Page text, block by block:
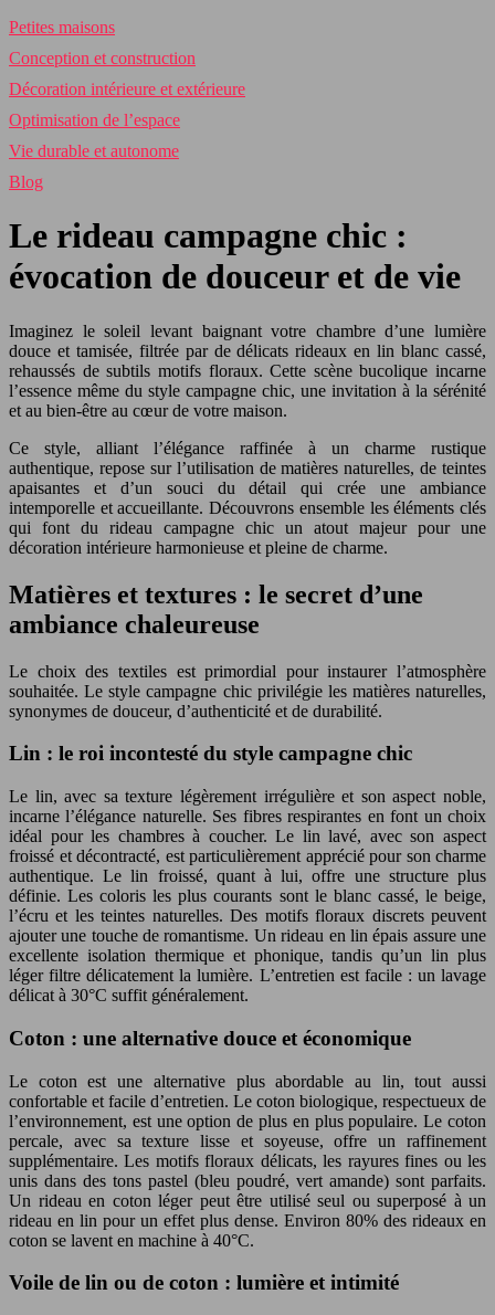
Petites maisons
Conception et construction
Décoration intérieure et extérieure
Optimisation de l’espace
Vie durable et autonome
Blog
Le rideau campagne chic :
évocation de douceur et de vie
Imaginez le soleil levant baignant votre chambre d’une lumière
douce et tamisée, filtrée par de délicats rideaux en lin blanc cassé,
rehaussés de subtils motifs floraux. Cette scène bucolique incarne
l’essence même du style campagne chic, une invitation à la sérénité
et au bien-être au cœur de votre maison.
Ce style, alliant l’élégance raffinée à un charme rustique
authentique, repose sur l’utilisation de matières naturelles, de teintes
apaisantes et d’un souci du détail qui crée une ambiance
intemporelle et accueillante. Découvrons ensemble les éléments clés
qui font du rideau campagne chic un atout majeur pour une
décoration intérieure harmonieuse et pleine de charme.
Matières et textures : le secret d’une
ambiance chaleureuse
Le choix des textiles est primordial pour instaurer l’atmosphère
souhaitée. Le style campagne chic privilégie les matières naturelles,
synonymes de douceur, d’authenticité et de durabilité.
Lin : le roi incontesté du style campagne chic
Le lin, avec sa texture légèrement irrégulière et son aspect noble,
incarne l’élégance naturelle. Ses fibres respirantes en font un choix
idéal pour les chambres à coucher. Le lin lavé, avec son aspect
froissé et décontracté, est particulièrement apprécié pour son charme
authentique. Le lin froissé, quant à lui, offre une structure plus
définie. Les coloris les plus courants sont le blanc cassé, le beige,
l’écru et les teintes naturelles. Des motifs floraux discrets peuvent
ajouter une touche de romantisme. Un rideau en lin épais assure une
excellente isolation thermique et phonique, tandis qu’un lin plus
léger filtre délicatement la lumière. L’entretien est facile : un lavage
délicat à 30°C suffit généralement.
Coton : une alternative douce et économique
Le coton est une alternative plus abordable au lin, tout aussi
confortable et facile d’entretien. Le coton biologique, respectueux de
l’environnement, est une option de plus en plus populaire. Le coton
percale, avec sa texture lisse et soyeuse, offre un raffinement
supplémentaire. Les motifs floraux délicats, les rayures fines ou les
unis dans des tons pastel (bleu poudré, vert amande) sont parfaits.
Un rideau en coton léger peut être utilisé seul ou superposé à un
rideau en lin pour un effet plus dense. Environ 80% des rideaux en
coton se lavent en machine à 40°C.
Voile de lin ou de coton : lumière et intimité